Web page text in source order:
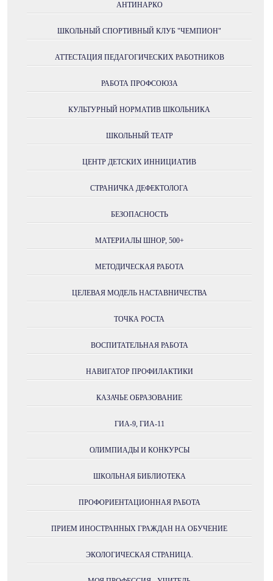
АНТИНАРКО
ШКОЛЬНЫЙ СПОРТИВНЫЙ КЛУБ "ЧЕМПИОН"
АТТЕСТАЦИЯ ПЕДАГОГИЧЕСКИХ РАБОТНИКОВ
РАБОТА ПРОФСОЮЗА
КУЛЬТУРНЫЙ НОРМАТИВ ШКОЛЬНИКА
ШКОЛЬНЫЙ ТЕАТР
ЦЕНТР ДЕТСКИХ ИННИЦИАТИВ
СТРАНИЧКА ДЕФЕКТОЛОГА
БЕЗОПАСНОСТЬ
МАТЕРИАЛЫ ШНОР, 500+
МЕТОДИЧЕСКАЯ РАБОТА
ЦЕЛЕВАЯ МОДЕЛЬ НАСТАВНИЧЕСТВА
ТОЧКА РОСТА
ВОСПИТАТЕЛЬНАЯ РАБОТА
НАВИГАТОР ПРОФИЛАКТИКИ
КАЗАЧЬЕ ОБРАЗОВАНИЕ
ГИА-9, ГИА-11
ОЛИМПИАДЫ И КОНКУРСЫ
ШКОЛЬНАЯ БИБЛИОТЕКА
ПРОФОРИЕНТАЦИОННАЯ РАБОТА
ПРИЕМ ИНОСТРАННЫХ ГРАЖДАН НА ОБУЧЕНИЕ
ЭКОЛОГИЧЕСКАЯ СТРАНИЦА.